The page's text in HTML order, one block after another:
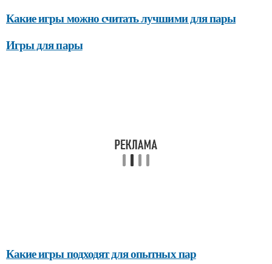
Какие игры можно считать лучшими для пары
Игры для пары
Какие игры подходят для опытных пар